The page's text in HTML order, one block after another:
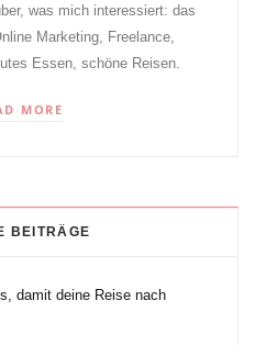
was mich interessiert: das
Marketing, Freelance,
Essen, schöne Reisen.
MORE
BEITRÄGE
damit deine Reise nach